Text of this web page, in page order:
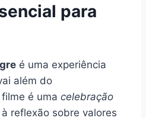
para
é uma experiência
além do
é uma celebração
reflexão sobre valores